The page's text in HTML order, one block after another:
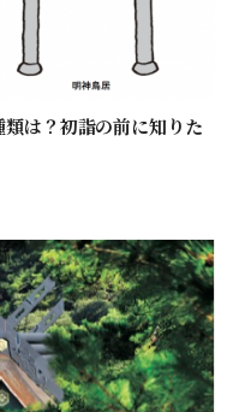
は？初詣の前に知りた